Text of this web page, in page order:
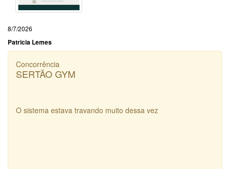
8/7/2026
Patricia Lemes
Concorrência
SERTÃO GYM
O sistema estava travando muito dessa vez